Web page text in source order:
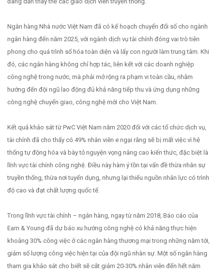
Ngân hàng Nhà nước Việt Nam đã có kế hoạch chuyển đổi số cho ngành
ngân hàng đến năm 2025, với ngành dịch vụ tài chính đóng vai trò tiên
phong cho quá trình số hóa toàn diện và lấy con người làm trung tâm. Khi
đó, các ngân hàng không chỉ hợp tác, liên kết với các doanh nghiệp
công nghệ trong nước, mà phải mở rộng ra phạm vi toàn cầu, nhằm
hướng đến đội ngũ lao động đủ khả năng tiếp thu và ứng dụng những
công nghệ chuyển giao, công nghệ mới cho Việt Nam.
Kết quả khảo sát từ PwC Việt Nam năm 2020 đối với các tổ chức dịch vụ,
tài chính đã cho thấy có 49% nhân viên e ngại rằng sẽ bị mất việc vì hệ
thống tự động hóa và bày tỏ nguyện vọng nâng cao kiến thức, đặc biệt là
lĩnh vực tài chính công nghệ. Điều này hàm ý tồn tại vấn đề thừa nhân sự
truyền thống, thừa nơi tuyển dụng, nhưng lại thiếu nguồn nhân lực có trình
độ cao và đạt chất lượng quốc tế.
Trong lĩnh vực tài chính – ngân hàng, ngay từ năm 2018, Báo cáo của
Earn & Young đã dự báo xu hướng công nghệ có khả năng thực hiện
khoảng 30% công việc ở các ngân hàng thương mại trong những năm tới,
giảm số lượng công việc hiện tại của đội ngũ nhân sự. Một số ngân hàng
tham gia khảo sát cho biết sẽ cắt giảm 20-30% nhân viên đến hết năm